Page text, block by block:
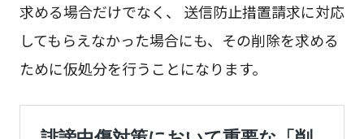
求める場合だけでなく、 送信防止措置請求に対応
してもらえなかった場合にも、その削除を求める
ために仮処分を行うことになります。